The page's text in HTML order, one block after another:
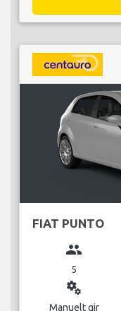
FIAT PUNTO
group
5
miscellaneous_services
Manuelt gir